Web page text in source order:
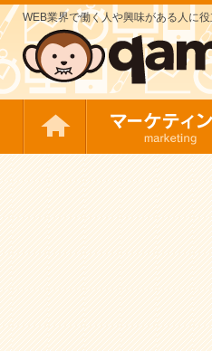
WEB業界で働く人や興味がある人に